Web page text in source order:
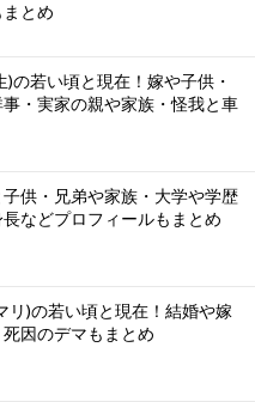
とめ
の若い頃と現在！嫁や子供・
・実家の親や家族・怪我と車
供・兄弟や家族・大学や学歴
などプロフィールもまとめ
リ)の若い頃と現在！結婚や嫁
因のデマもまとめ